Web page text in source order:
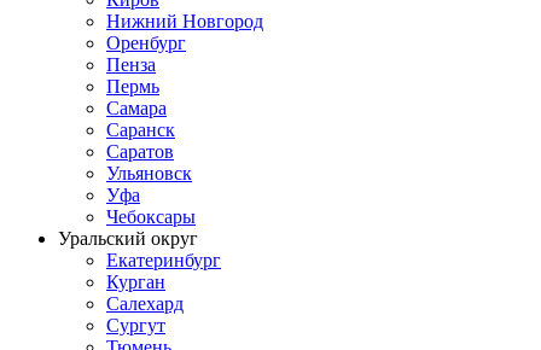
Нижний Новгород
Оренбург
Пенза
Пермь
Самара
Саранск
Саратов
Ульяновск
Уфа
Чебоксары
Уральский округ
Екатеринбург
Курган
Салехард
Сургут